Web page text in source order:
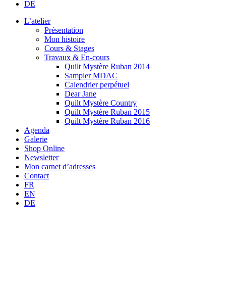
DE
L’atelier
Présentation
Mon histoire
Cours & Stages
Travaux & En-cours
Quilt Mystère Ruban 2014
Sampler MDAC
Calendrier perpétuel
Dear Jane
Quilt Mystère Country
Quilt Mystère Ruban 2015
Quilt Mystère Ruban 2016
Agenda
Galerie
Shop Online
Newsletter
Mon carnet d’adresses
Contact
FR
EN
DE